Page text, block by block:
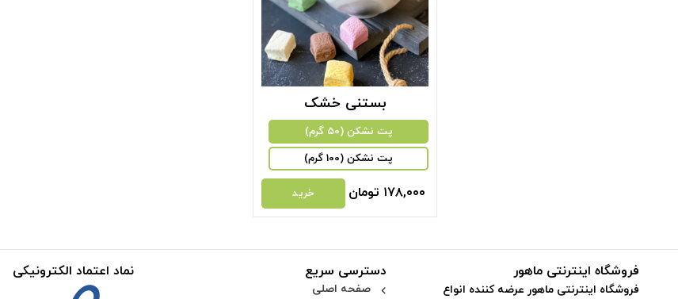
بستنی خشک
پت نشکن (50 گرم)
پت نشکن (100 گرم)
۱۷۸,۰۰۰ تومان خرید
نماد اعتماد الکترونیکی دسترسی سریع
صفحه اصلی
فروشگاه اینترنتی ماهور
فروشگاه اینترنتی ماهور عرضه کننده انواع